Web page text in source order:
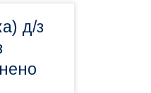
д/з